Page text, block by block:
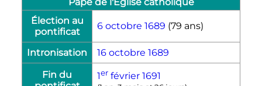
Élection au
pontificat
6 octobre 1689 (79 ans)
Intronisation 16 octobre 1689
Fin du
1er février 1691